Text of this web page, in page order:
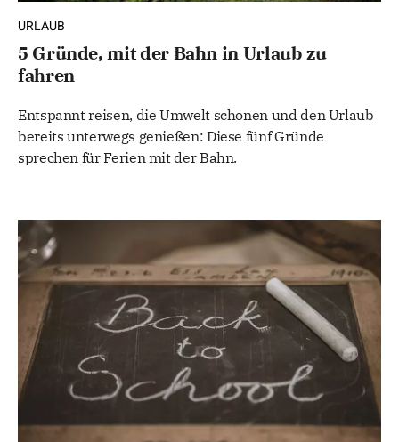
URLAUB
5 Gründe, mit der Bahn in Urlaub zu
fahren
Entspannt reisen, die Umwelt schonen und den Urlaub
bereits unterwegs genießen: Diese fünf Gründe
sprechen für Ferien mit der Bahn.